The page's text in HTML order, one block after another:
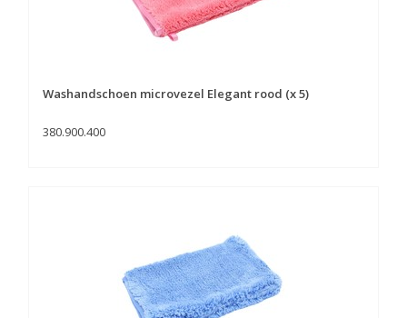
Washandschoen microvezel Elegant rood (x 5)
380.900.400